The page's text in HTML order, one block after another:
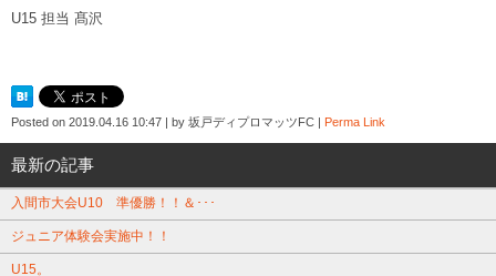
U15 担当 髙沢
Posted on 2019.04.16 10:47 | by 坂戸ディプロマッツFC | Perma Link
最新の記事
入間市大会U10 準優勝！！＆･･･
ジュニア体験会実施中！！
U15。